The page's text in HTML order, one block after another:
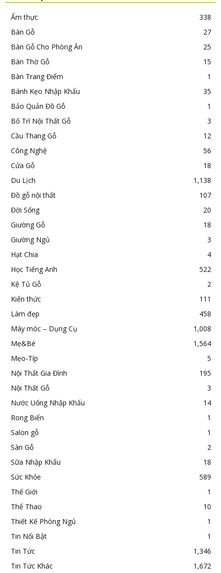
Ẩm thực
338
Bàn Gỗ
27
Bàn Gỗ Cho Phòng Ăn
25
Bàn Thờ Gỗ
15
Bàn Trang Điểm
1
Bánh Kẹo Nhập Khẩu
35
Bảo Quản Đồ Gỗ
1
Bố Trí Nội Thất Gỗ
3
Cầu Thang Gỗ
12
Công Nghệ
56
Cửa Gỗ
18
Du Lịch
1,138
Đồ gỗ nội thất
107
Đời Sống
20
Giường Gỗ
18
Giường Ngủ
3
Hạt Chia
4
Học Tiếng Anh
522
Kệ Tủ Gỗ
2
Kiến thức
111
Làm đẹp
458
Máy móc – Dụng Cụ
1,008
Mẹ&Bé
1,564
Mẹo-Típ
5
Nội Thất Gia Đình
195
Nội Thất Gỗ
3
Nước Uống Nhập Khẩu
14
Rong Biển
1
Salon gỗ
1
Sàn Gỗ
2
Sữa Nhập Khẩu
18
Sức Khỏe
589
Thế Giới
1
Thể Thao
10
Thiết Kế Phòng Ngủ
1
Tin Nổi Bật
1
Tin Tức
1,346
Tin Tức Khác
1,672